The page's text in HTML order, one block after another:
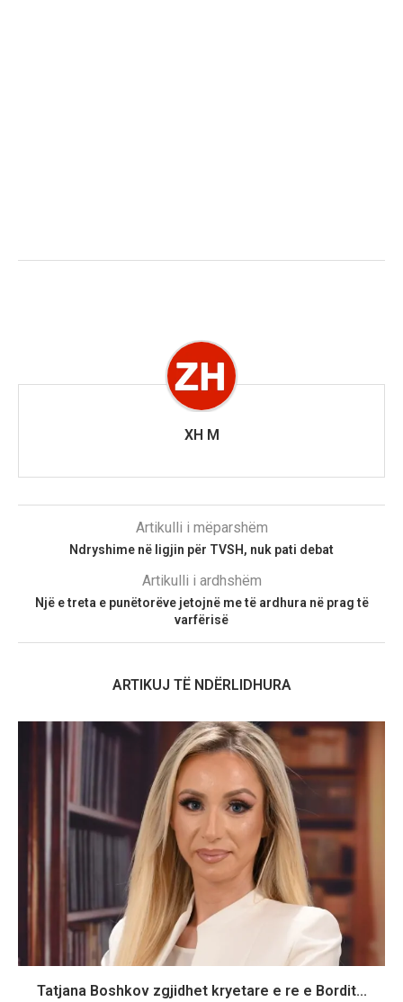
XH M
Artikulli i mëparshëm
Ndryshime në ligjin për TVSH, nuk pati debat
Artikulli i ardhshëm
Një e treta e punëtorëve jetojnë me të ardhura në prag të
varfërisë
ARTIKUJ TË NDËRLIDHURA
Tatjana Boshkov zgjidhet kryetare e re e Bordit...